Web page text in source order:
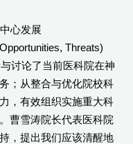
心发展
Threats)
讨论了当前医科院在神
；从整合与优化院校科
，有效组织实施重大科
曹雪涛院长代表医科院
，提出我们应该清醒地